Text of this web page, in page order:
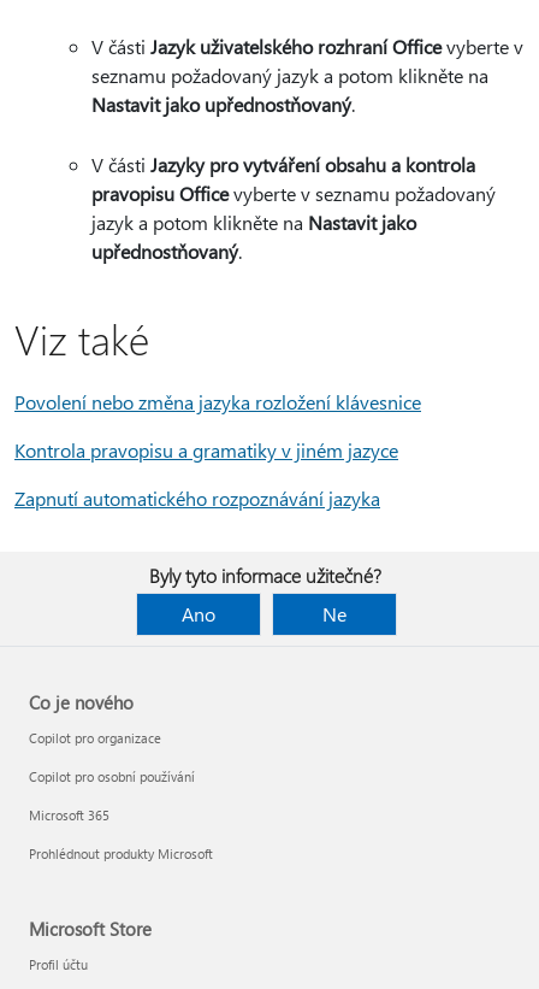
V části Jazyk uživatelského rozhraní Officevyberte v
seznamu požadovaný jazyk a potom klikněte na
Nastavit jako upřednostňovaný.
V části Jazyky pro vytváření obsahu a kontrola
pravopisu Officevyberte v seznamu požadovaný
jazyk a potom klikněte na Nastavit jako
upřednostňovaný.
Viz také
Povolení nebo změna jazyka rozložení klávesnice
Kontrola pravopisu a gramatiky v jiném jazyce
Zapnutí automatického rozpoznávání jazyka
Byly tyto informace užitečné?
Ano
Ne
Co je nového
Copilot pro organizace
Copilot pro osobní používání
Microsoft 365
Prohlédnout produkty Microsoft
Microsoft Store
Profil účtu